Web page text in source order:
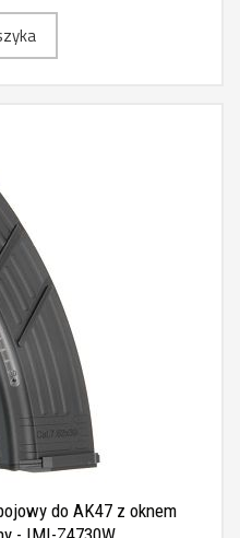
do AK47 z oknem